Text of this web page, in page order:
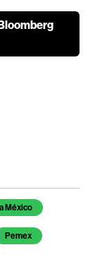
México
Pemex